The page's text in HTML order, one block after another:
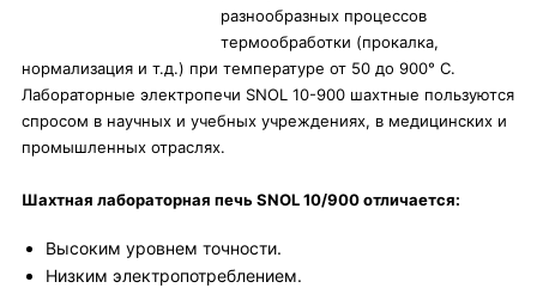
разнообразных процессов
термообработки (прокалка,
нормализация и т.д.) при температуре от 50 до 900° C.
Лабораторные электропечи SNOL 10-900 шахтные пользуются
спросом в научных и учебных учреждениях, в медицинских и
промышленных отраслях.
Шахтная лабораторная печь SNOL 10/900 отличается:
Высоким уровнем точности.
Низким электропотреблением.